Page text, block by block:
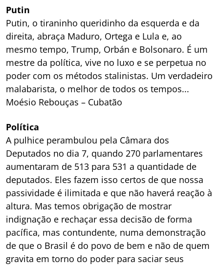
Putin
Putin, o tiraninho queridinho da esquerda e da
direita, abraça Maduro, Ortega e Lula e, ao
mesmo tempo, Trump, Orbán e Bolsonaro. É um
mestre da política, vive no luxo e se perpetua no
poder com os métodos stalinistas. Um verdadeiro
malabarista, o melhor de todos os tempos...
Moésio Rebouças – Cubatão
Política
A pulhice perambulou pela Câmara dos
Deputados no dia 7, quando 270 parlamentares
aumentaram de 513 para 531 a quantidade de
deputados. Eles fazem isso certos de que nossa
passividade é ilimitada e que não haverá reação à
altura. Mas temos obrigação de mostrar
indignação e rechaçar essa decisão de forma
pacífica, mas contundente, numa demonstração
de que o Brasil é do povo de bem e não de quem
gravita em torno do poder para saciar seus